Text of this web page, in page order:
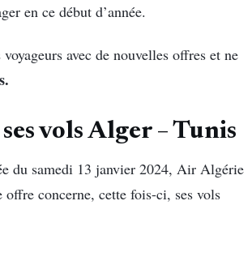
en ce début d’année.
avec de nouvelles offres et ne
vols Alger – Tunis
du samedi 13 janvier 2024, Air Algérie
concerne, cette fois-ci, ses vols